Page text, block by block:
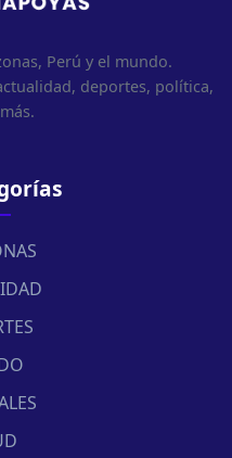
Perú y el mundo.
deportes, política,